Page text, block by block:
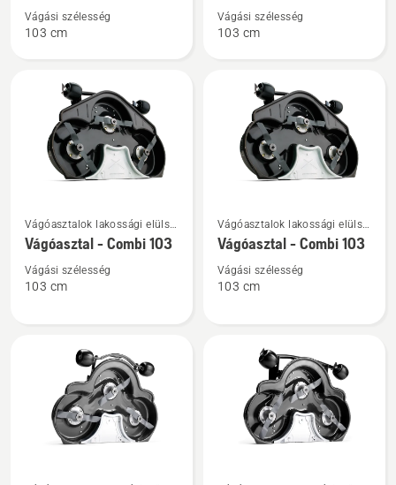
deck
termékről
Vágási szélesség
103 cm
deck
termékről
Vágási szélesség
103 cm
részletek
a(z)
Vágóasztal
Vágóasztalok lakossági elülső
vágóasztalos
fűnyírótraktorokhoz
Vágóasztal - Combi 103
Vágási szélesség
103 cm
részletek
a(z)
Vágóasztal
termékről
Vágóasztalok lakossági elülső
vágóasztalos
fűnyírótraktorokhoz
Vágóasztal - Combi 103
Vágási szélesség
103 cm